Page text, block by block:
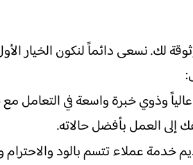
لك. نسعى دائماً لنكون الخيار
وذوي خبرة واسعة في التعامل
إلى العمل بأفضل حالاته.
خدمة عملاء تتسم بالود